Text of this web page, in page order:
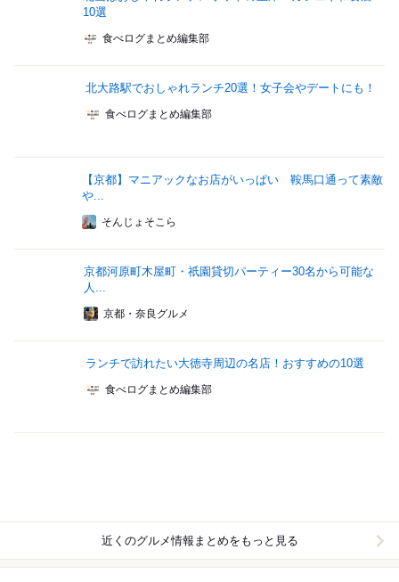
10選
食べログまとめ編集部
北大路駅でおしゃれランチ20選！女子会やデートにも！
食べログまとめ編集部
【京都】マニアックなお店がいっぱい 鞍馬口通って素敵
や...
そんじょそこら
京都河原町木屋町・祇園貸切パーティー30名から可能な
人...
京都・奈良グルメ
ランチで訪れたい大徳寺周辺の名店！おすすめの10選
食べログまとめ編集部
近くのグルメ情報まとめをもっと見る